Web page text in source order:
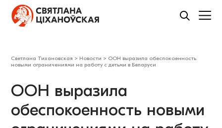
Светлана Тихановская > Новости > ООН выразила обеспокоенность
новыми ограничениями на работу с детьми в Беларуси
ООН выразила
обеспокоенность новыми